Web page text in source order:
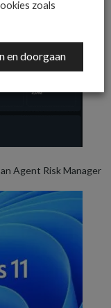
Agent Risk Manager
zoals
en doorgaan